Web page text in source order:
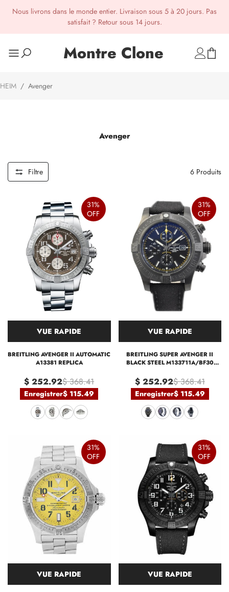
Nous livrons dans le monde entier. Livraison sous 5 à 20 jours. Pas
satisfait ? Retour sous 14 jours.
Montre Clone
HEIM / Avenger
Avenger
Filtre 6 Produits
31%
OFF
VUE RAPIDE
BREITLING AVENGER II AUTOMATIC
A13381 REPLICA
$ 252.92$ 368.41
Enregistrer$ 115.49
31%
OFF
VUE RAPIDE
BREITLING SUPER AVENGER II
BLACK STEEL M133711A/BF30
$ 252.92$ 368.41
Enregistrer$ 115.49
31%
OFF
VUE RAPIDE
31%
OFF
VUE RAPIDE